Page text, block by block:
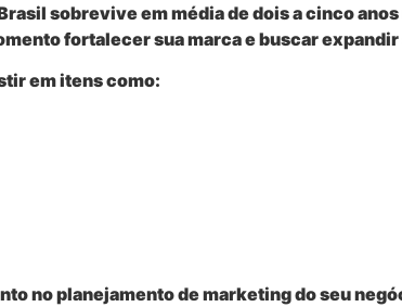
sobrevive em média de dois a cinco
fortalecer sua marca e buscar
em itens como:
no planejamento de marketing do seu